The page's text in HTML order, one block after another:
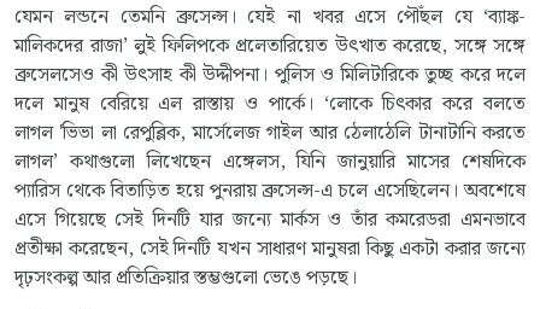
যেমন লন্ডনে তেমনি ব্রুসেল্স। যেই না খবর এসে পৌঁছল যে ‘ব্যাঙ্ক-
মালিকদের রাজা’ লুই ফিলিপকে প্রলেতারিয়েত উৎখাত করেছে, সঙ্গে সঙ্গে
ব্রুসেলসেও কী উৎসাহ কী উদ্দীপনা। পুলিস ও মিলিটারিকে তুচ্ছ করে দলে
দলে মানুষ বেরিয়ে এল রাস্তায় ও পার্কে। ‘লোকে চিৎকার করে বলতে
লাগল 'ভিভা লা রেপুব্লিক, মার্সেলেজ গাইল আর ঠেলাঠেলি টানাটানি করতে
লাগল’ কথাগুলো লিখেছেন এঙ্গেলস, যিনি জানুয়ারি মাসের শেষদিকে
প্যারিস থেকে বিতাড়িত হয়ে পুনরায় ব্রুসেল্স-এ চলে এসেছিলেন। অবশেষে
এসে গিয়েছে সেই দিনটি যার জন্যে মার্কস ও তাঁর কমরেডরা এমনভাবে
প্রতীক্ষা করেছেন, সেই দিনটি যখন সাধারণ মানুষরা কিছু একটা করার জন্যে
দৃঢ়সংকল্প আর প্রতিক্রিয়ার স্তম্ভগুলো ভেঙে পড়ছে।